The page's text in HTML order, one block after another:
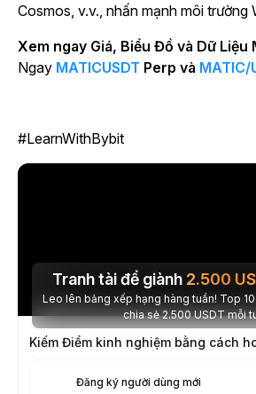
Cosmos, v.v., nhấn mạnh môi trường
Xem ngay Giá, Biểu Đồ và Dữ Liệu
Ngay MATICUSDT Perp và MATIC/
#LearnWithBybit
Tranh tài để giành 2.500
Leo lên bảng xếp hạng hàng tuần! Top 100 người tham gia
chia sẻ 2.500 USDT
Đăng ký người dùng mới